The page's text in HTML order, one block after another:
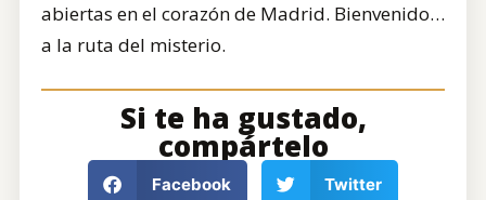
abiertas en el corazón de Madrid. Bienvenido…
a la ruta del misterio.
Si te ha gustado,
compártelo
Facebook Twitter